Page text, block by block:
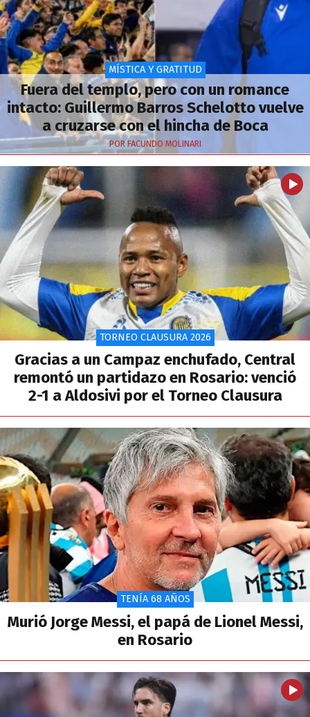
MÍSTICA Y GRATITUD
Fuera del templo, pero con un romance
intacto: Guillermo Barros Schelotto vuelve
a cruzarse con el hincha de Boca
POR FACUNDO MOLINARI
TORNEO CLAUSURA 2026
Gracias a un Campaz enchufado, Central
remontó un partidazo en Rosario: venció
2-1 a Aldosivi por el Torneo Clausura
TENÍA 68 AÑOS
Murió Jorge Messi, el papá de Lionel Messi,
en Rosario